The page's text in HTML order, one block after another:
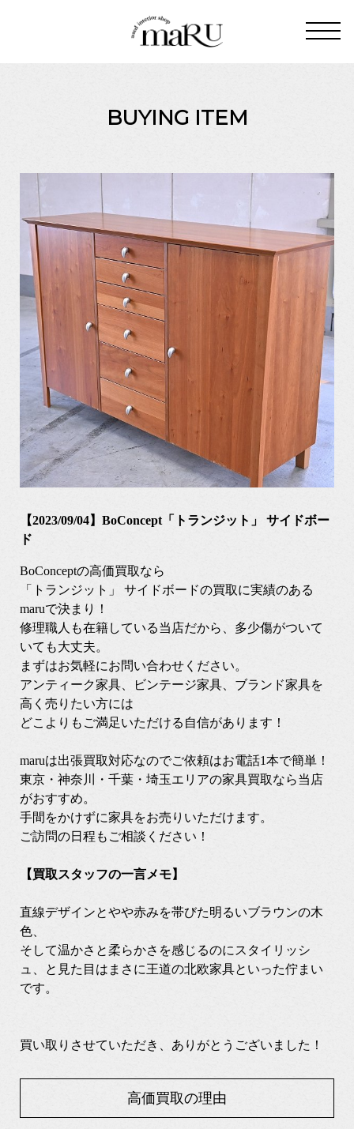
BUYING ITEM
【2023/09/04】BoConcept「トランジット」 サイドボー
ド
BoConceptの高価買取なら
「トランジット」 サイドボードの買取に実績のある
maruで決まり！
修理職人も在籍している当店だから、多少傷がついて
いても大丈夫。
まずはお気軽にお問い合わせください。
アンティーク家具、ビンテージ家具、ブランド家具を
高く売りたい方には
どこよりもご満足いただける自信があります！
maruは出張買取対応なのでご依頼はお電話1本で簡単！
東京・神奈川・千葉・埼玉エリアの家具買取なら当店
がおすすめ。
手間をかけずに家具をお売りいただけます。
ご訪問の日程もご相談ください！
【買取スタッフの一言メモ】
直線デザインとやや赤みを帯びた明るいブラウンの木
色、
そして温かさと柔らかさを感じるのにスタイリッシ
ュ、と見た目はまさに王道の北欧家具といった佇まい
です。
買い取りさせていただき、ありがとうございました！
高価買取の理由